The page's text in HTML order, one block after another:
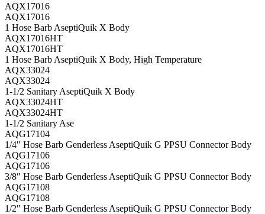
AQX17016
AQX17016
1 Hose Barb AseptiQuik X Body
AQX17016HT
AQX17016HT
1 Hose Barb AseptiQuik X Body, High Temperature
AQX33024
AQX33024
1-1/2 Sanitary AseptiQuik X Body
AQX33024HT
AQX33024HT
1-1/2 Sanitary Ase
AQG17104
1/4″ Hose Barb Genderless AseptiQuik G PPSU Connector Body
AQG17106
AQG17106
3/8″ Hose Barb Genderless AseptiQuik G PPSU Connector Body
AQG17108
AQG17108
1/2″ Hose Barb Genderless AseptiQuik G PPSU Connector Body